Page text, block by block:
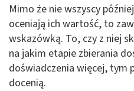
Mimo że nie wszyscy
oceniają ich wartość, to
wskazówką. To, czy z niej
na jakim etapie zbierania
doświadczenia więcej, tym
docenią.